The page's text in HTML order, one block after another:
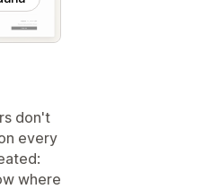
don't
every
where